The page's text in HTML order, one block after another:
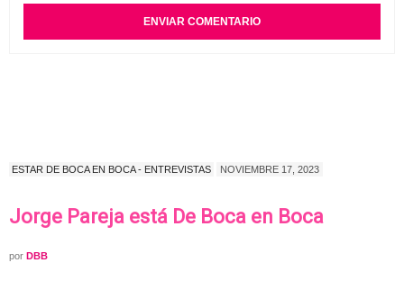
ESTAR DE BOCA EN BOCA - ENTREVISTAS NOVIEMBRE 17, 2023
Jorge Pareja está De Boca en Boca
por DBB